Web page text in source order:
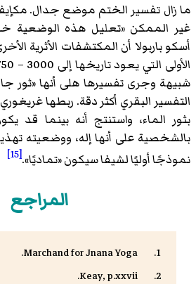
ما زال تفسير الختم موضع جدال.
غير الممكن «تعليل هذه الوضعية
أسكو باربولا أن المكتشفات الأثرية
شبيهة وجرى تفسيرها هلى أنها «ثور
بثور الماء، واستنتج أنه بينما قد
بالشخصية على أنها إله، ووضعيته
نموذجًا أوليًا لشيفا سيكون «تماديًا».[15]
المراجع
Marchand for Jnana Yoga.
Keay, p.xxvii.